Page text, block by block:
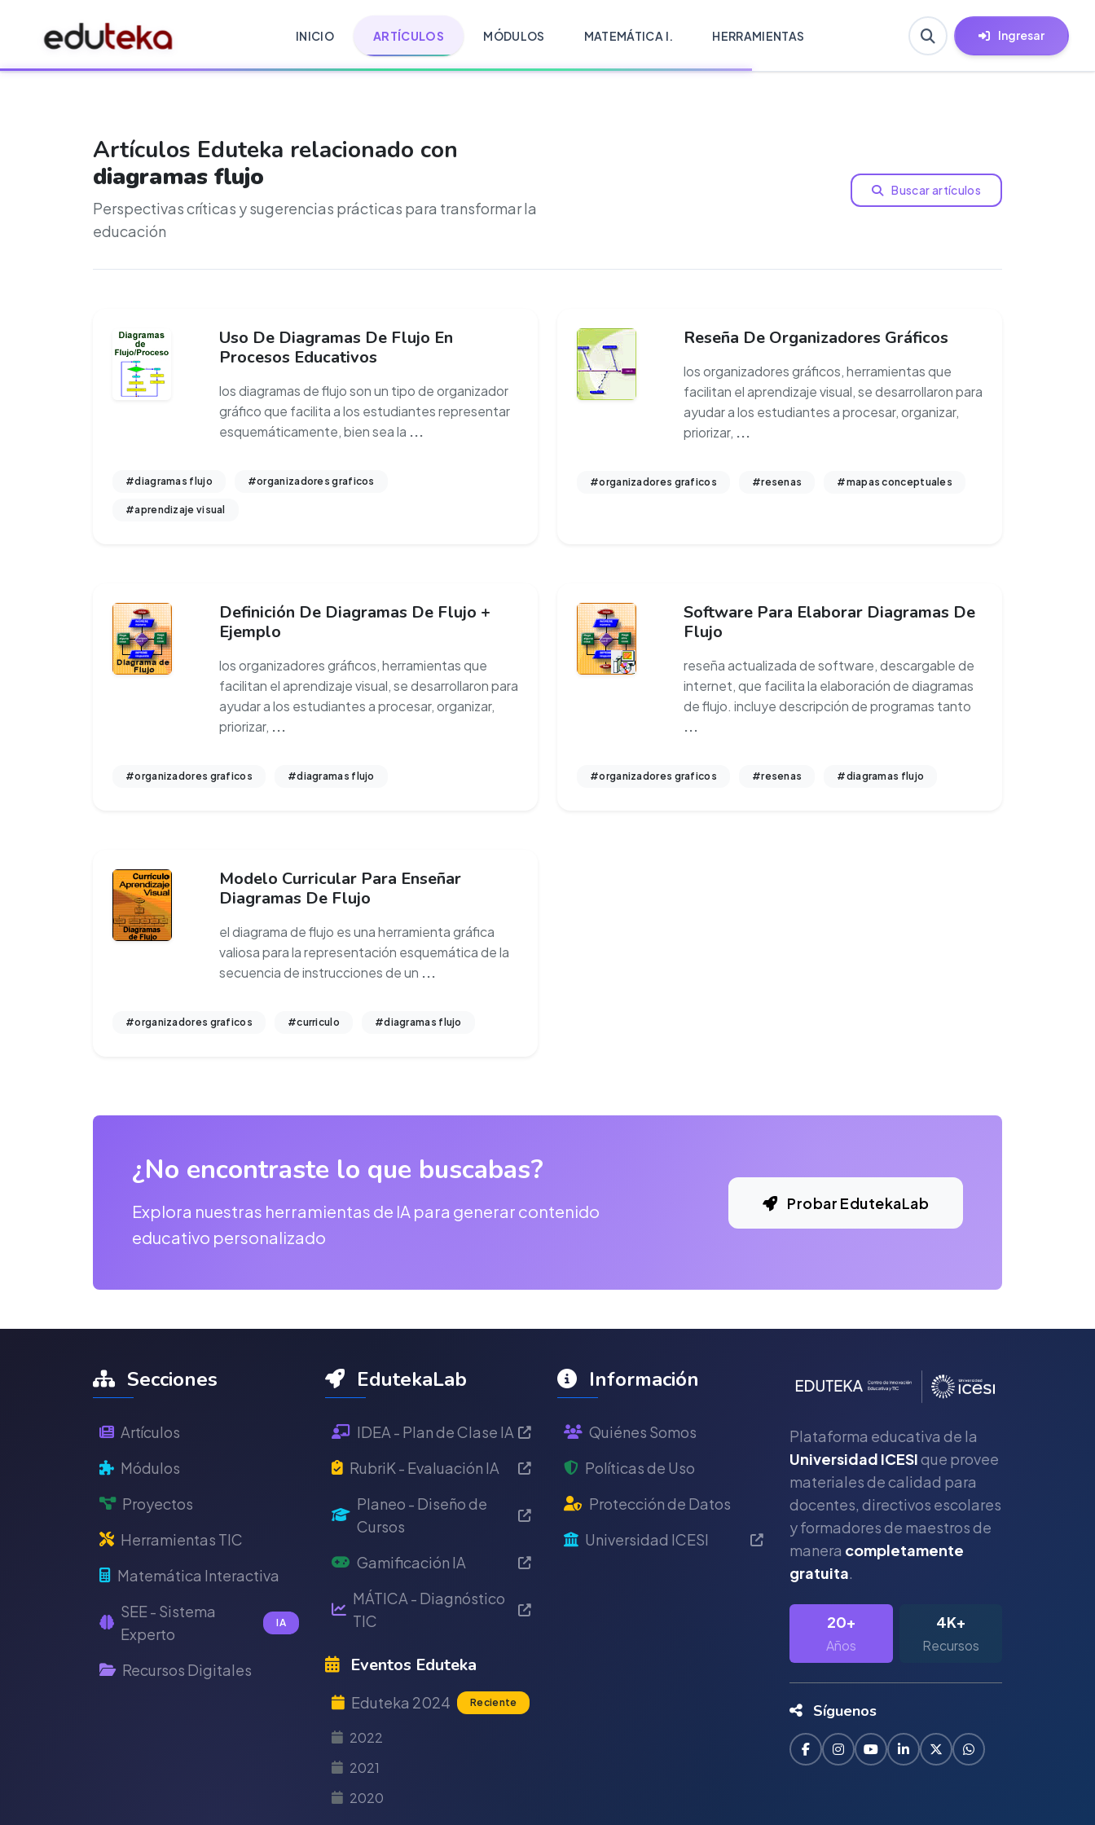
INICIO ARTÍCULOS MÓDULOS MATEMÁTICA I. HERRAMIENTAS Ingresar
Artículos Eduteka relacionado con
diagramas flujo
Perspectivas críticas y sugerencias prácticas para transformar la
educación
Buscar artículos
Uso De Diagramas De Flujo En
Procesos Educativos
los diagramas de flujo son un tipo de organizador
gráfico que facilita a los estudiantes representar
esquemáticamente, bien sea la ...
#diagramas flujo #organizadores graficos
#aprendizaje visual
Reseña De Organizadores Gráficos
los organizadores gráficos, herramientas que
facilitan el aprendizaje visual, se desarrollaron para
ayudar a los estudiantes a procesar, organizar,
priorizar, ...
#organizadores graficos #resenas #mapas conceptuales
Definición De Diagramas De Flujo +
Ejemplo
los organizadores gráficos, herramientas que
facilitan el aprendizaje visual, se desarrollaron para
ayudar a los estudiantes a procesar, organizar,
priorizar, ...
#organizadores graficos #diagramas flujo
Software Para Elaborar Diagramas De
Flujo
reseña actualizada de software, descargable de
internet, que facilita la elaboración de diagramas
de flujo. incluye descripción de programas tanto
...
#organizadores graficos #resenas #diagramas flujo
Modelo Curricular Para Enseñar
Diagramas De Flujo
el diagrama de flujo es una herramienta gráfica
valiosa para la representación esquemática de la
secuencia de instrucciones de un ...
#organizadores graficos #curriculo #diagramas flujo
¿No encontraste lo que buscabas?
Explora nuestras herramientas de IA para generar contenido
educativo personalizado
Probar EdutekaLab
Secciones
Artículos
Módulos
Proyectos
Herramientas TIC
Matemática Interactiva
SEE - Sistema
Experto
IA
Recursos Digitales
EdutekaLab
IDEA - Plan de Clase IA
RubriK - Evaluación IA
Planeo - Diseño de
Cursos
Gamificación IA
MÁTICA - Diagnóstico
TIC
Eventos Eduteka
Eduteka 2024 Reciente
2022
2021
2020
Información
Quiénes Somos
Políticas de Uso
Protección de Datos
Universidad ICESI
Plataforma educativa de la
Universidad ICESIque provee
materiales de calidad para
docentes, directivos escolares
y formadores de maestros de
manera completamente
gratuita.
20+
Años
4K+
Recursos
Síguenos